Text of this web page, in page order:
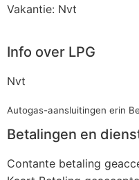
Vakantie: Nvt
Info over LPG
Nvt
Autogas-aansluitingen erin
Betalingen en
Contante betaling